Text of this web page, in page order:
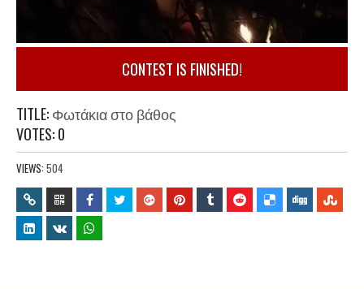
CONTEST IS FINISHED!
TITLE:Φωτάκια στο βάθος
VOTES:0
VIEWS: 504